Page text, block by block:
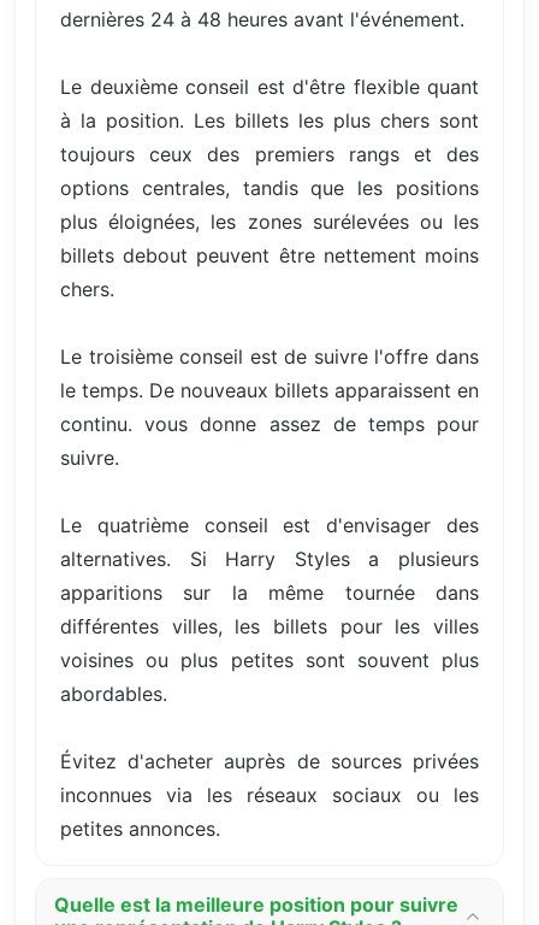
dernières 24 à 48 heures avant l'événement.
Le deuxième conseil est d'être flexible quant
à la position. Les billets les plus chers sont
toujours ceux des premiers rangs et des
options centrales, tandis que les positions
plus éloignées, les zones surélevées ou les
billets debout peuvent être nettement moins
chers.
Le troisième conseil est de suivre l'offre dans
le temps. De nouveaux billets apparaissent en
continu. vous donne assez de temps pour
suivre.
Le quatrième conseil est d'envisager des
alternatives. Si Harry Styles a plusieurs
apparitions sur la même tournée dans
différentes villes, les billets pour les villes
voisines ou plus petites sont souvent plus
abordables.
Évitez d'acheter auprès de sources privées
inconnues via les réseaux sociaux ou les
petites annonces.
Quelle est la meilleure position pour suivre